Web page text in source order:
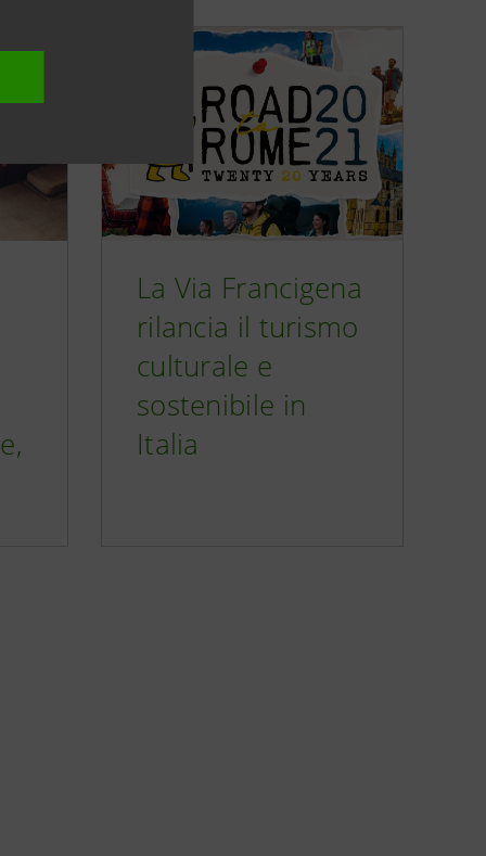
La Via Francigena
rilancia il turismo
culturale e
sostenibile in
Italia